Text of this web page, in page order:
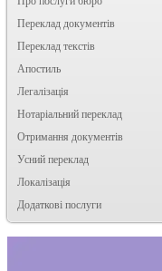
Переклад документів
Переклад текстів
Апостиль
Легалізація
Нотаріальний переклад
Отримання документів
Усний переклад
Локалізація
Додаткові послуги